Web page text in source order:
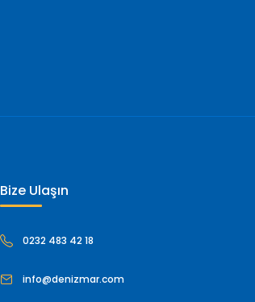
Bize Ulaşın
0232 483 42 18
info@denizmar.com